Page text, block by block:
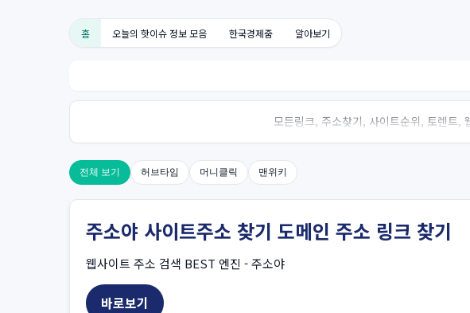
홈 오늘의 핫이슈 정보 모음 한국경제줌 알아보기
모든링크, 주소찾기, 사이트순위, 토렌트,
전체 보기 허브타임 머니클릭 맨위키
주소야 사이트주소 찾기 도메인 주소 링크 찾기
웹사이트 주소 검색 BEST 엔진 - 주소야
바로보기